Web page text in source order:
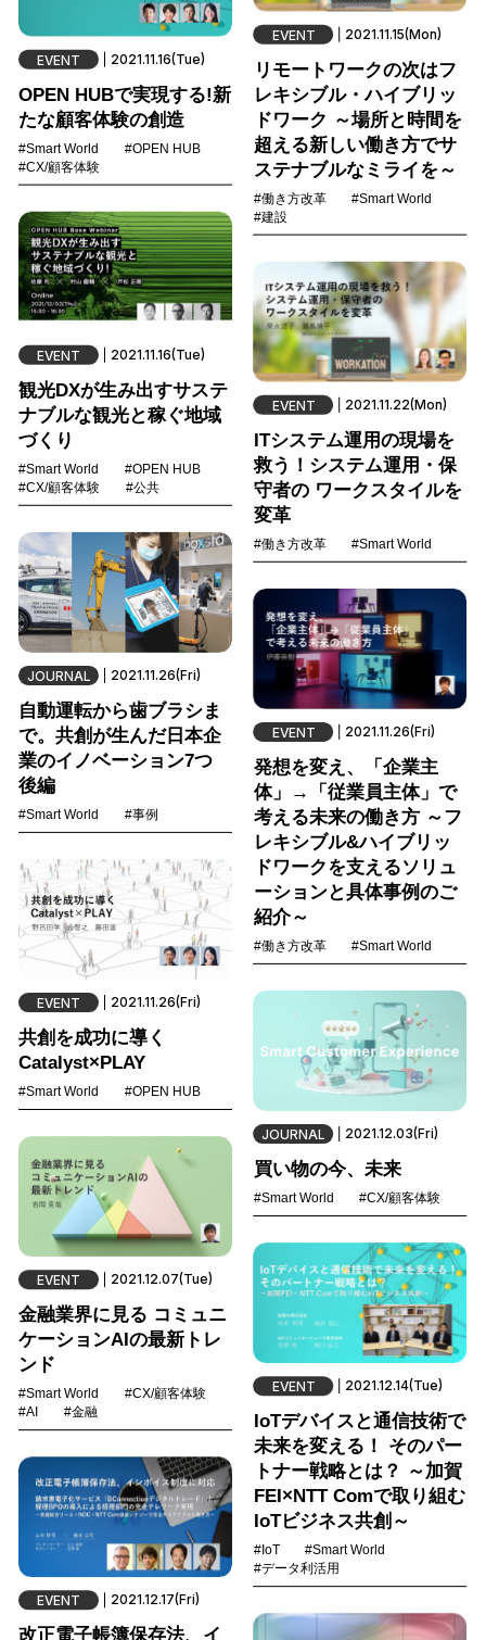
EVENT 2021.11.15(Mon)
リモートワークの次はフ
レキシブル・ハイブリッ
ドワーク ～場所と時間を
超える新しい働き方でサ
ステナブルなミライを～
#働き方改革
#Smart World
#建設
EVENT 2021.11.16(Tue)
OPEN HUBで実現する!新
たな顧客体験の創造
#Smart World
#OPEN HUB
#CX/顧客体験
EVENT 2021.11.16(Tue)
観光DXが生み出すサステ
ナブルな観光と稼ぐ地域
づくり
#Smart World
#OPEN HUB
#CX/顧客体験
#公共
EVENT 2021.11.22(Mon)
ITシステム運用の現場を
救う！システム運用・保
守者の ワークスタイルを
変革
#働き方改革 #Smart World
JOURNAL 2021.11.26(Fri)
自動運転から歯ブラシま
で。共創が生んだ日本企
業のイノベーション7つ
後編
#Smart World #事例
EVENT 2021.11.26(Fri)
発想を変え、「企業主
体」→「従業員主体」で
考える未来の働き方 ～フ
レキシブル&ハイブリッ
ドワークを支えるソリュ
ーションと具体事例のご
紹介～
#働き方改革 #Smart World
EVENT 2021.11.26(Fri)
共創を成功に導く
Catalyst×PLAY
#Smart World #OPEN HUB
JOURNAL 2021.12.03(Fri)
買い物の今、未来
#Smart World #CX/顧客体験
EVENT 2021.12.07(Tue)
金融業界に見る コミュニ
ケーションAIの最新トレ
ンド
#Smart World
#CX/顧客体験
#AI
#金融
EVENT 2021.12.14(Tue)
IoTデバイスと通信技術で
未来を変える！ そのパー
トナー戦略とは？ ～加賀
FEI×NTT Comで取り組む
IoTビジネス共創～
#IoT
#Smart World
#データ利活用
EVENT 2021.12.17(Fri)
改正電子帳簿保存法、イ